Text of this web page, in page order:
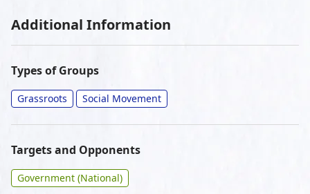
Additional Information
Types of Groups
Grassroots Social Movement
Targets and Opponents
Government (National)